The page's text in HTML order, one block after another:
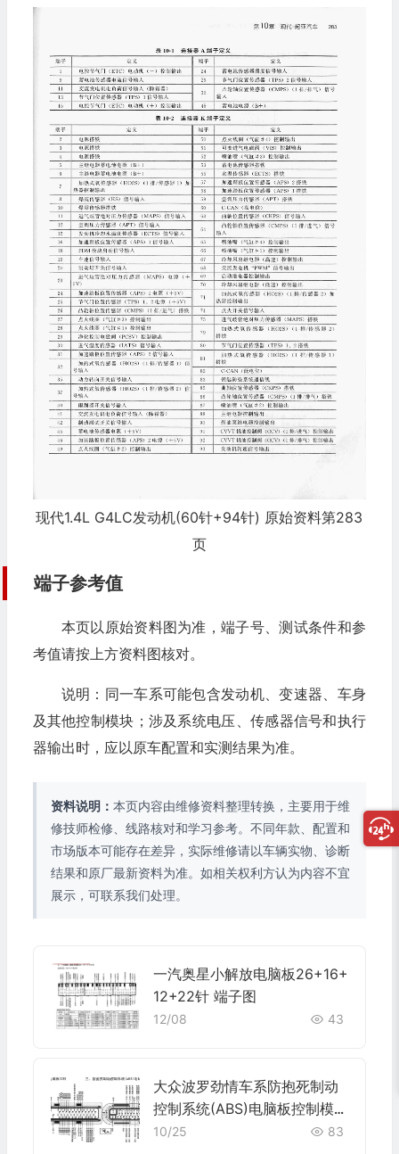
现代1.4L G4LC发动机(60针+94针) 原始资料第283
页
端子参考值
本页以原始资料图为准，端子号、测试条件和参
考值请按上方资料图核对。
说明：同一车系可能包含发动机、变速器、车身
及其他控制模块；涉及系统电压、传感器信号和执行
器输出时，应以原车配置和实测结果为准。
资料说明： 本页内容由维修资料整理转换，主要用于维
修技师检修、线路核对和学习参考。不同年款、配置和
市场版本可能存在差异，实际维修请以车辆实物、诊断
结果和原厂最新资料为准。如相关权利方认为内容不宜
展示，可联系我们处理。
一汽奥星小解放电脑板26+16+
12+22针 端子图
12/08 43
大众波罗劲情车系防抱死制动
控制系统(ABS)电脑板控制模块
38针端子
10/25 83